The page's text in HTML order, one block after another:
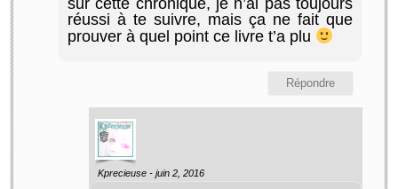
réussi à te suivre, mais ça ne fait que
prouver à quel point ce livre t’a plu
Répondre
Kprecieuse - juin 2, 2016